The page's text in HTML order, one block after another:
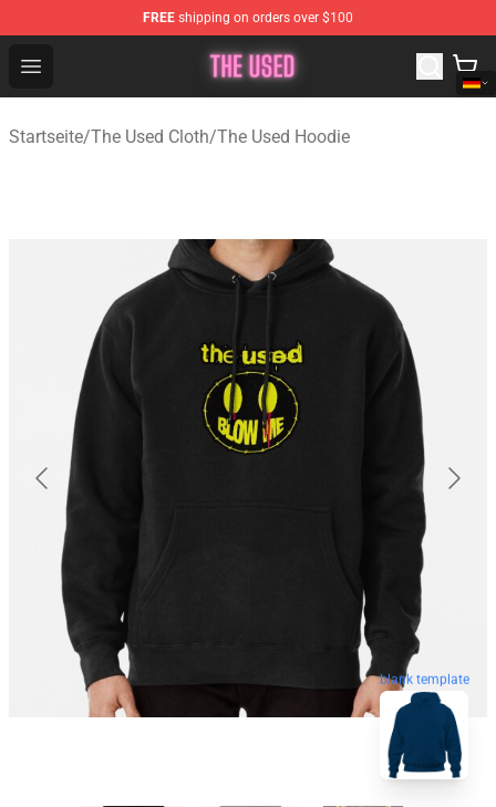
FREE shipping on orders over $100
Open menu
The Used Store - Official The Used Merchandise Shop
Startseite/The Used Cloth/The Used Hoodie
blank template